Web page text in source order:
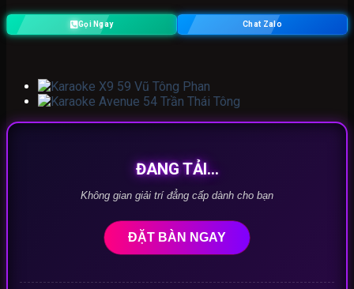
Gọi Ngay Chat Zalo
ĐANG TẢI...
Không gian giải trí đẳng cấp dành cho bạn
ĐẶT BÀN NGAY